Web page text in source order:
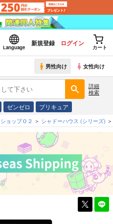
Language
新規登録 ログイン
カート
男性向け 女性向け
詳細
検索
ゼンゼロ プリキュア
ョップＯ２ シャドーハウス (シリーズ)